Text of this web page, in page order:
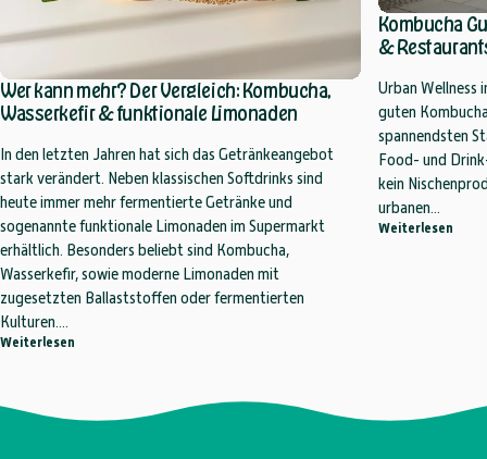
Wer kann mehr? Der Vergleich: Kombucha,
Wasserkefir & funktionale Limonaden
In den letzten Jahren hat sich das Getränkeangebot
stark verändert. Neben klassischen Softdrinks sind
heute immer mehr fermentierte Getränke und
sogenannte funktionale Limonaden im Supermarkt
erhältlich. Besonders beliebt sind Kombucha,
Wasserkefir, sowie moderne Limonaden mit
zugesetzten Ballaststoffen oder fermentierten
Kulturen....
Weiterlesen
Kombucha
&
Urban Wellness
guten
spannendsten
Food- und
kein
urbanen...
Weiterlesenüber